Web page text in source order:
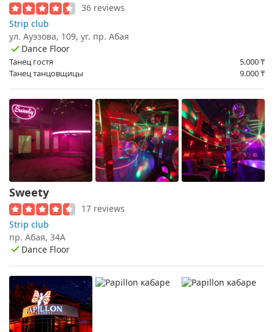
36 reviews
Strip club
ул. Ауэзова, 109, уг. пр. Абая
Dance Floor
Танец гостя 5.000₸
Танец танцовщицы
9.000₸
Sweety
17 reviews
Strip club
пр. Абая, 34А
Dance Floor